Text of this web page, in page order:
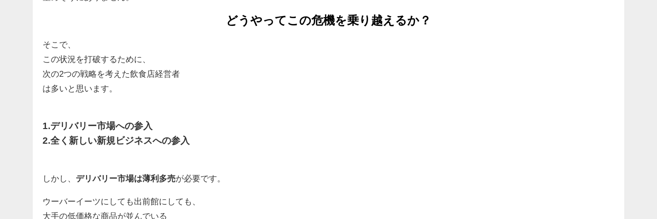
どうやってこの危機を乗り越えるか？
そこで、
この状況を打破するために、
次の2つの戦略を考えた飲食店経営者
は多いと思います。
1.デリバリー市場への参入
2.全く新しい新規ビジネスへの参入
しかし、 デリバリー市場は薄利多売が必要です。
ウーバーイーツにしても出前館にしても、
大手の低価格な商品が並んでいる